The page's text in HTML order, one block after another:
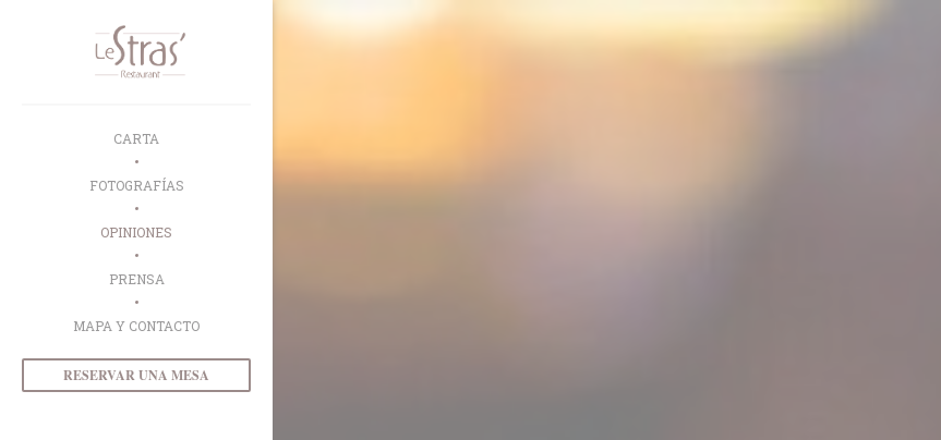
CARTA
FOTOGRAFÍAS
OPINIONES
PRENSA
MAPA Y CONTACTO
RESERVAR UNA MESA